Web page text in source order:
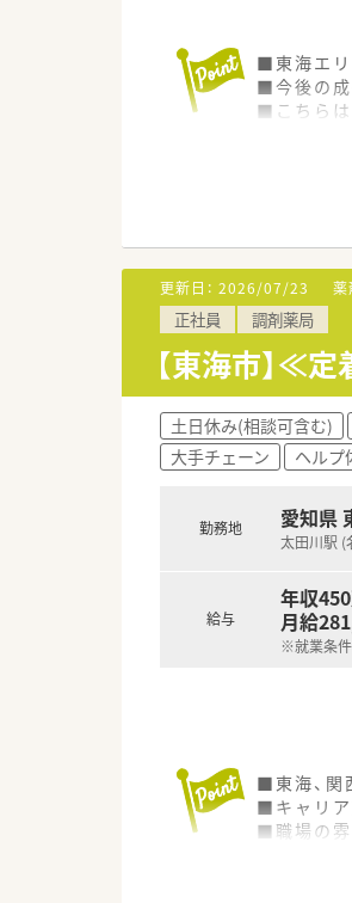
■東海エリ
■今後の成
■こちらは
更新日： 2026/07/23 薬
正社員 調剤薬局
【東海市】≪
土日休み(相談可含む)
大手チェーン
ヘルプ
勤務地 愛知県
太田川駅 (
給与
年収
月給
※就業条件
■東海、関
■キャリア
■職場の雰